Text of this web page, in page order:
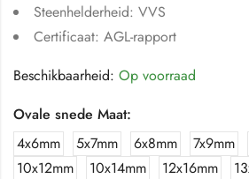
Steenhelderheid: VVS
Certificaat: AGL-rapport
Beschikbaarheid: Op voorraad
Ovale snede Maat:
4x6mm
5x7mm 6x8mm 7x9mm
10x12mm
10x14mm 12x16mm